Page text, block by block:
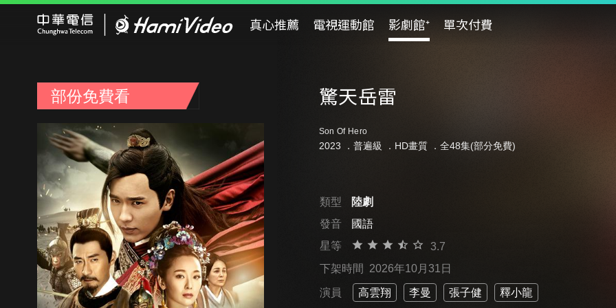
真心推薦 電視運動館 影劇館⁺ 單次付費
部份免費看 驚天岳雷
Son Of Hero
2023 ． 普遍級 ．HD畫質 ．全48集(部分免費)
類型
陸劇
發音
國語
星等
3.7
下架時間 2026年10月31日
演員 高雲翔 李曼 張子健 釋小龍